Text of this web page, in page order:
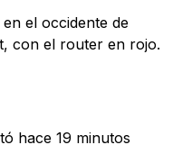
el occidente de
con el router en rojo.
hace 19 minutos